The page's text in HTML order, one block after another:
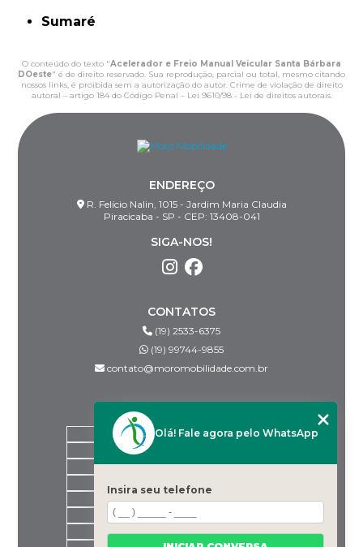
Sumaré
O conteúdo do texto "Acelerador e Freio Manual Veicular Santa Bárbara
DOeste" é de direito reservado. Sua reprodução, parcial ou total, mesmo citando
nossos links, é proibida sem a autorização do autor. Crime de violação de direito
autoral – artigo 184 do Código Penal – Lei 9610/98 - Lei de direitos autorais.
ENDEREÇO
R. Felício Nalin, 1015 - Jardim Maria Claudia
Piracicaba - SP - CEP: 13408-041
SIGA-NOS!
CONTATOS
(19) 2533-6375
(19) 99744-9855
contato@moromobilidade.com.br
HOME
PRODUTOS
DESPACHANTES PARCEIROS
CONTATO
CATEGORIAS
Olá! Fale agora pelo WhatsApp
Insira seu telefone